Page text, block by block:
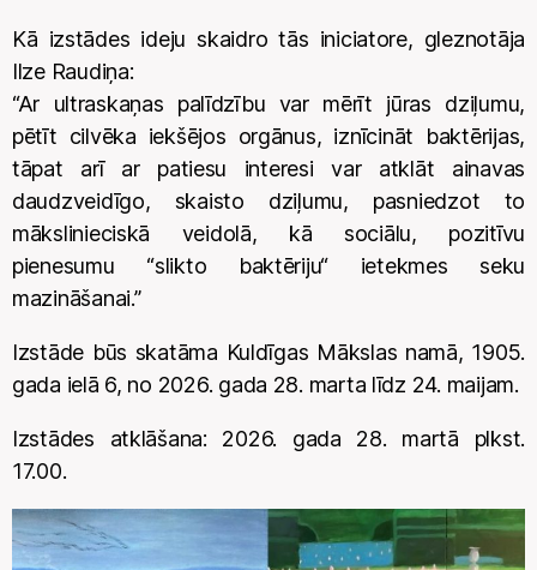
Kā izstādes ideju skaidro tās iniciatore, gleznotāja
Ilze Raudiņa:
“Ar ultraskaņas palīdzību var mērīt jūras dziļumu,
pētīt cilvēka iekšējos orgānus, iznīcināt baktērijas,
tāpat arī ar patiesu interesi var atklāt ainavas
daudzveidīgo, skaisto dziļumu, pasniedzot to
mākslinieciskā veidolā, kā sociālu, pozitīvu
pienesumu “slikto baktēriju“ ietekmes seku
mazināšanai.”
Izstāde būs skatāma Kuldīgas Mākslas namā, 1905.
gada ielā 6, no 2026. gada 28. marta līdz 24. maijam.
Izstādes atklāšana: 2026. gada 28. martā plkst.
17.00.